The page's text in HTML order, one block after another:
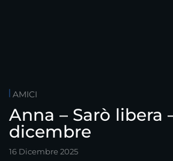
AMICI
Anna – Sarò libera
dicembre
16 Dicembre 2025